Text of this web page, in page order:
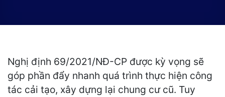
Nghị định 69/2021/NĐ-CP được kỳ vọng sẽ
góp phần đẩy nhanh quá trình thực hiện công
tác cải tạo, xây dựng lại chung cư cũ. Tuy